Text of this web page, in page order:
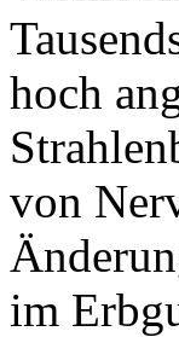
hoch
von
im